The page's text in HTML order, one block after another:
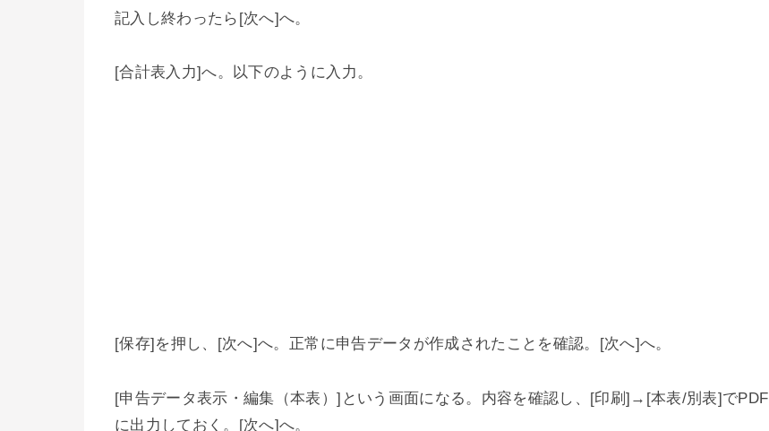
記入し終わったら[次へ]へ。
[合計表入力]へ。以下のように入力。
[保存]を押し、[次へ]へ。正常に申告データが作成されたことを確認。[次へ]へ。
[申告データ表示・編集（本表）]という画面になる。内容を確認し、[印刷]→[本表/別表]でPDF
に出力しておく。[次へ]へ。